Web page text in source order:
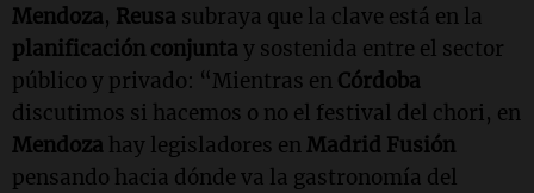
Mendoza, Reusa subraya que la clave está en la
planificación conjunta y sostenida entre el sector
público y privado: “Mientras en Córdoba
discutimos si hacemos o no el festival del chori, en
Mendoza hay legisladores enMadrid Fusión
pensando hacia dónde va la gastronomía del